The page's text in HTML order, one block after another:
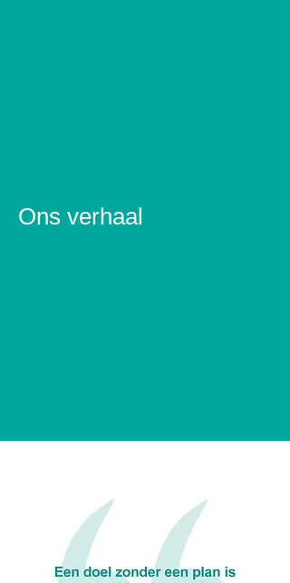
Ons verhaal